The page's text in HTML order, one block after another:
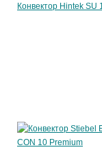
Конвектор Hintek SU